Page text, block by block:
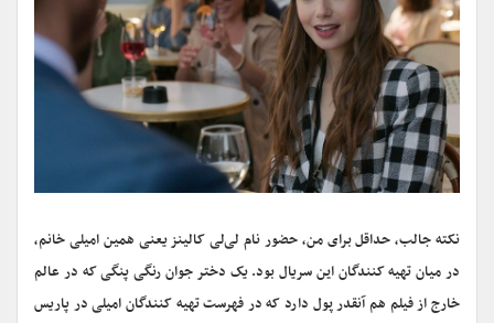
نکته جالب، حداقل برای من، حضور نام لی‌لی کالینز یعنی همین امیلی خانم،
در میان تهیه کنندگان این سریال بود. یک دختر جوان رنگی پنگی که در عالم
خارج از فیلم هم آنقدر پول دارد که در فهرست تهیه کنندگان امیلی در پاریس